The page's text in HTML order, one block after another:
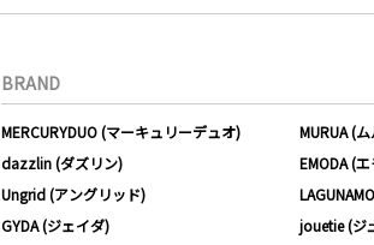
BRAND
MERCURYDUO (マーキュリーデュオ)
MURUA (
dazzlin (ダズリン)
EMODA (
Ungrid (アングリッド)
GYDA (ジェイダ)
jouetie (ジ